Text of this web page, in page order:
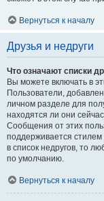
Вернуться к началу
Друзья и недруги
Что означают списки
Вы можете включать в
Пользователи,
личном разделе для
находятся ли они
Сообщения от этих
поддерживается
в список недругов, то
по умолчанию.
Вернуться к началу